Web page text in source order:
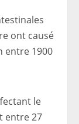
ont causé
entre 1900
le
entre 27